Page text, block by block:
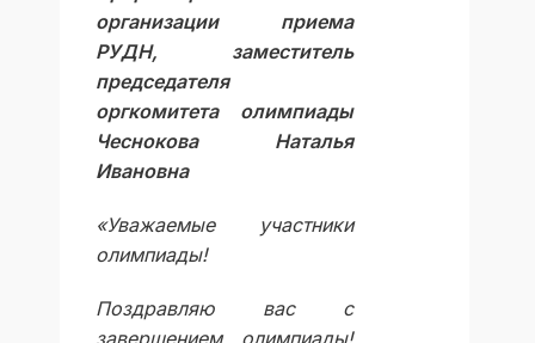
организации приема
РУДН, заместитель
председателя
оргкомитета олимпиады
Чеснокова Наталья
Ивановна
«Уважаемые участники
олимпиады!
Поздравляю вас с
завершением олимпиады!